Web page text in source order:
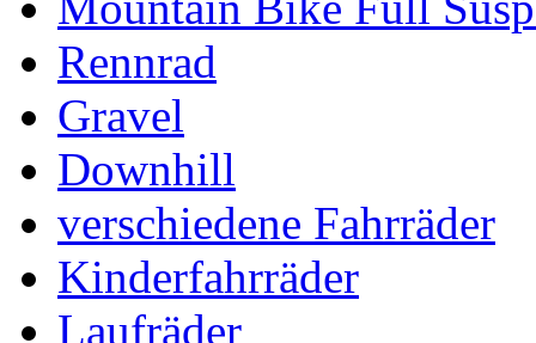
Rennrad
Gravel
Downhill
verschiedene Fahrräder
Kinderfahrräder
Laufräder